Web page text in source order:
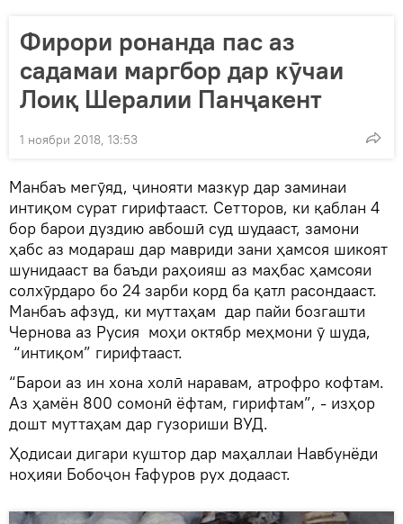
Фирори ронанда пас аз
садамаи маргбор дар кӯчаи
Лоиқ Шералии Панҷакент
1 ноябри 2018, 13:53
Манбаъ мегӯяд, ҷинояти мазкур дар заминаи
интиқом сурат гирифтааст. Сетторов, ки қаблан 4
бор барои дуздию авбошӣ суд шудааст, замони
ҳабс аз модараш дар мавриди зани ҳамсоя шикоят
шунидааст ва баъди раҳоияш аз маҳбас ҳамсояи
солхӯрдаро бо 24 зарби корд ба қатл расондааст.
Манбаъ афзуд, ки муттаҳам дар пайи бозгашти
Чернова аз Русия моҳи октябр меҳмони ӯ шуда,
“интиқом” гирифтааст.
“Барои аз ин хона холӣ наравам, атрофро кофтам.
Аз ҳамён 800 сомонӣ ёфтам, гирифтам”, - изҳор
дошт муттаҳам дар гузориши ВУД.
Ҳодисаи дигари куштор дар маҳаллаи Навбунёди
ноҳияи Бобоҷон Ғафуров рух додааст.